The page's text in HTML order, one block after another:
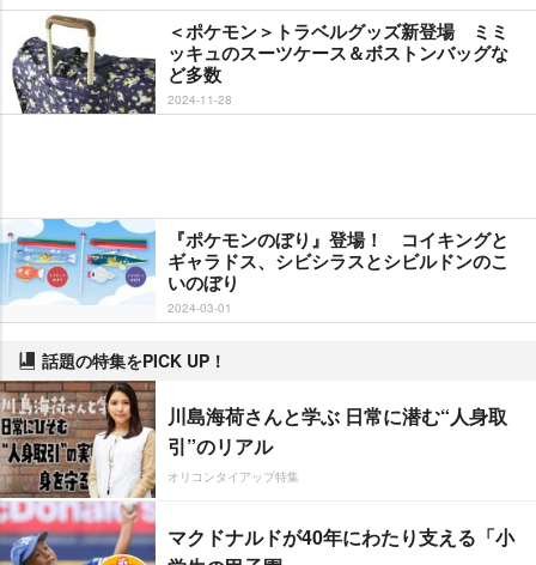
＜ポケモン＞トラベルグッズ新登場 ミミ
ッキュのスーツケース＆ボストンバッグな
ど多数
2024-11-28
『ポケモンのぼり』登場！ コイキングと
ギャラドス、シビシラスとシビルドンのこ
いのぼり
2024-03-01
話題の特集をPICK UP！
川島海荷さんと学ぶ 日常に潜む“人身取
引”のリアル
オリコンタイアップ特集
マクドナルドが40年にわたり支える「小